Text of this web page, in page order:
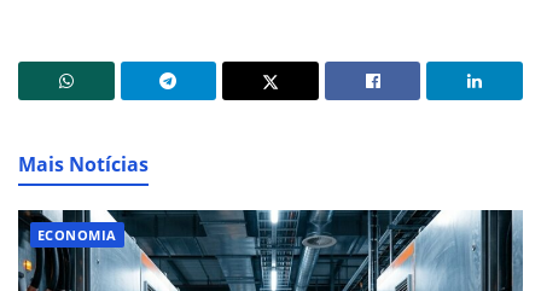
Mais Notícias
ECONOMIA